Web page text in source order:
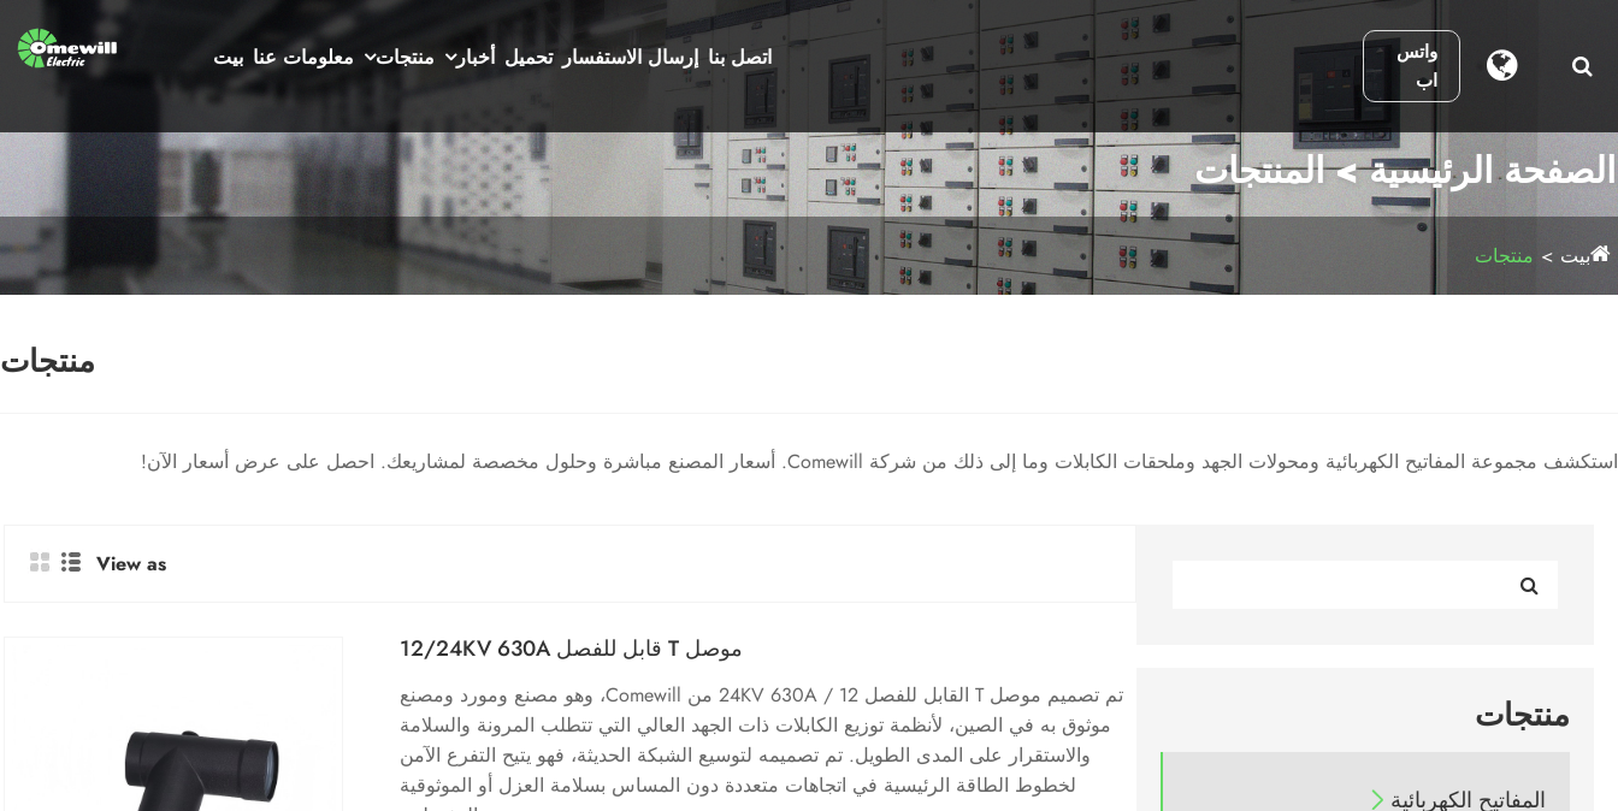
واتس
اب
بيت معلومات عنا منتجات أخبار تحميل إرسال الاستفسار اتصل بنا
الصفحة الرئيسية > المنتجات
بيت منتجات
منتجات
استكشف مجموعة المفاتيح الكهربائية ومحولات الجهد وملحقات الكابلات وما إلى ذلك من شركة Comewill. أسعار المصنع مباشرة وحلول مخصصة لمشاريعك. احصل على عرض أسعار الآن!
منتجات
المفاتيح الكهربائية 
View as
موصل T قابل للفصل 12/24KV 630A
تم تصميم موصل T القابل للفصل 12 / 24KV 630A من Comewill، وهو مصنع ومورد ومصنع
موثوق به في الصين، لأنظمة توزيع الكابلات ذات الجهد العالي التي تتطلب المرونة والسلامة
والاستقرار على المدى الطويل. تم تصميمه لتوسيع الشبكة الحديثة، فهو يتيح التفرع الآمن
لخطوط الطاقة الرئيسية في اتجاهات متعددة دون المساس بسلامة العزل أو الموثوقية